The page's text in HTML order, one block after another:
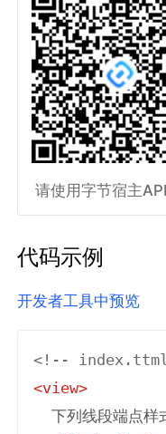
请使用字节宿主
代码示例
开发者工具中预览
<!--
<view>
下列线段端点样